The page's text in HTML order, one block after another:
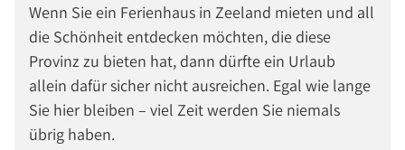
Wenn Sie ein Ferienhaus in Zeeland mieten und all
die Schönheit entdecken möchten, die diese
Provinz zu bieten hat, dann dürfte ein Urlaub
allein dafür sicher nicht ausreichen. Egal wie lange
Sie hier bleiben – viel Zeit werden Sie niemals
übrig haben.